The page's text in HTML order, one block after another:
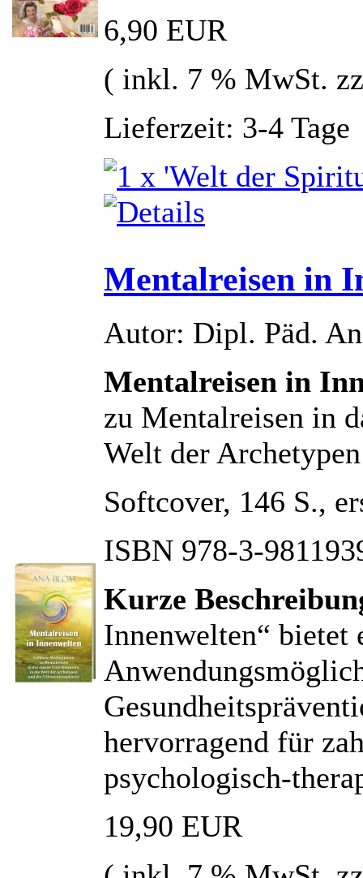
6,90 EUR
( inkl. 7 % MwSt.
Lieferzeit: 3-4 Tage
Mentalreisen in
Autor: Dipl. Päd.
Mentalreisen in
zu Mentalreisen in
Welt der
Softcover, 146 S.,
ISBN 978-3-
Kurze
Innenwelten“ bietet
hervorragend für
psychologisch-
19,90 EUR